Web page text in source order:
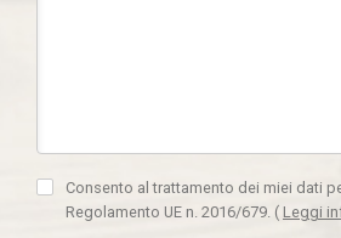
Consento al trattamento dei miei dati
Regolamento UE n. 2016/679. ( Leggi